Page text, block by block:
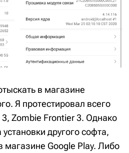
в магазине
Я протестировал всего
Zombie Frontier 3. Однако
другого софта,
магазине Google Play. Либо